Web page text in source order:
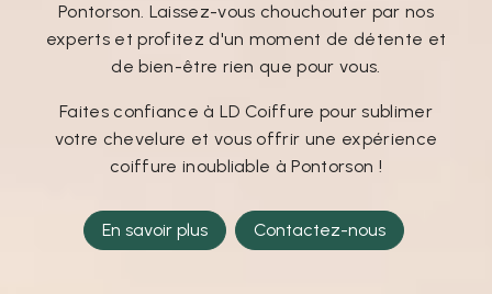
Pontorson. Laissez-vous chouchouter par nos
experts et profitez d'un moment de détente et
de bien-être rien que pour vous.
Faites confiance à LD Coiffure pour sublimer
votre chevelure et vous offrir une expérience
coiffure inoubliable à Pontorson !
En savoir plus Contactez-nous